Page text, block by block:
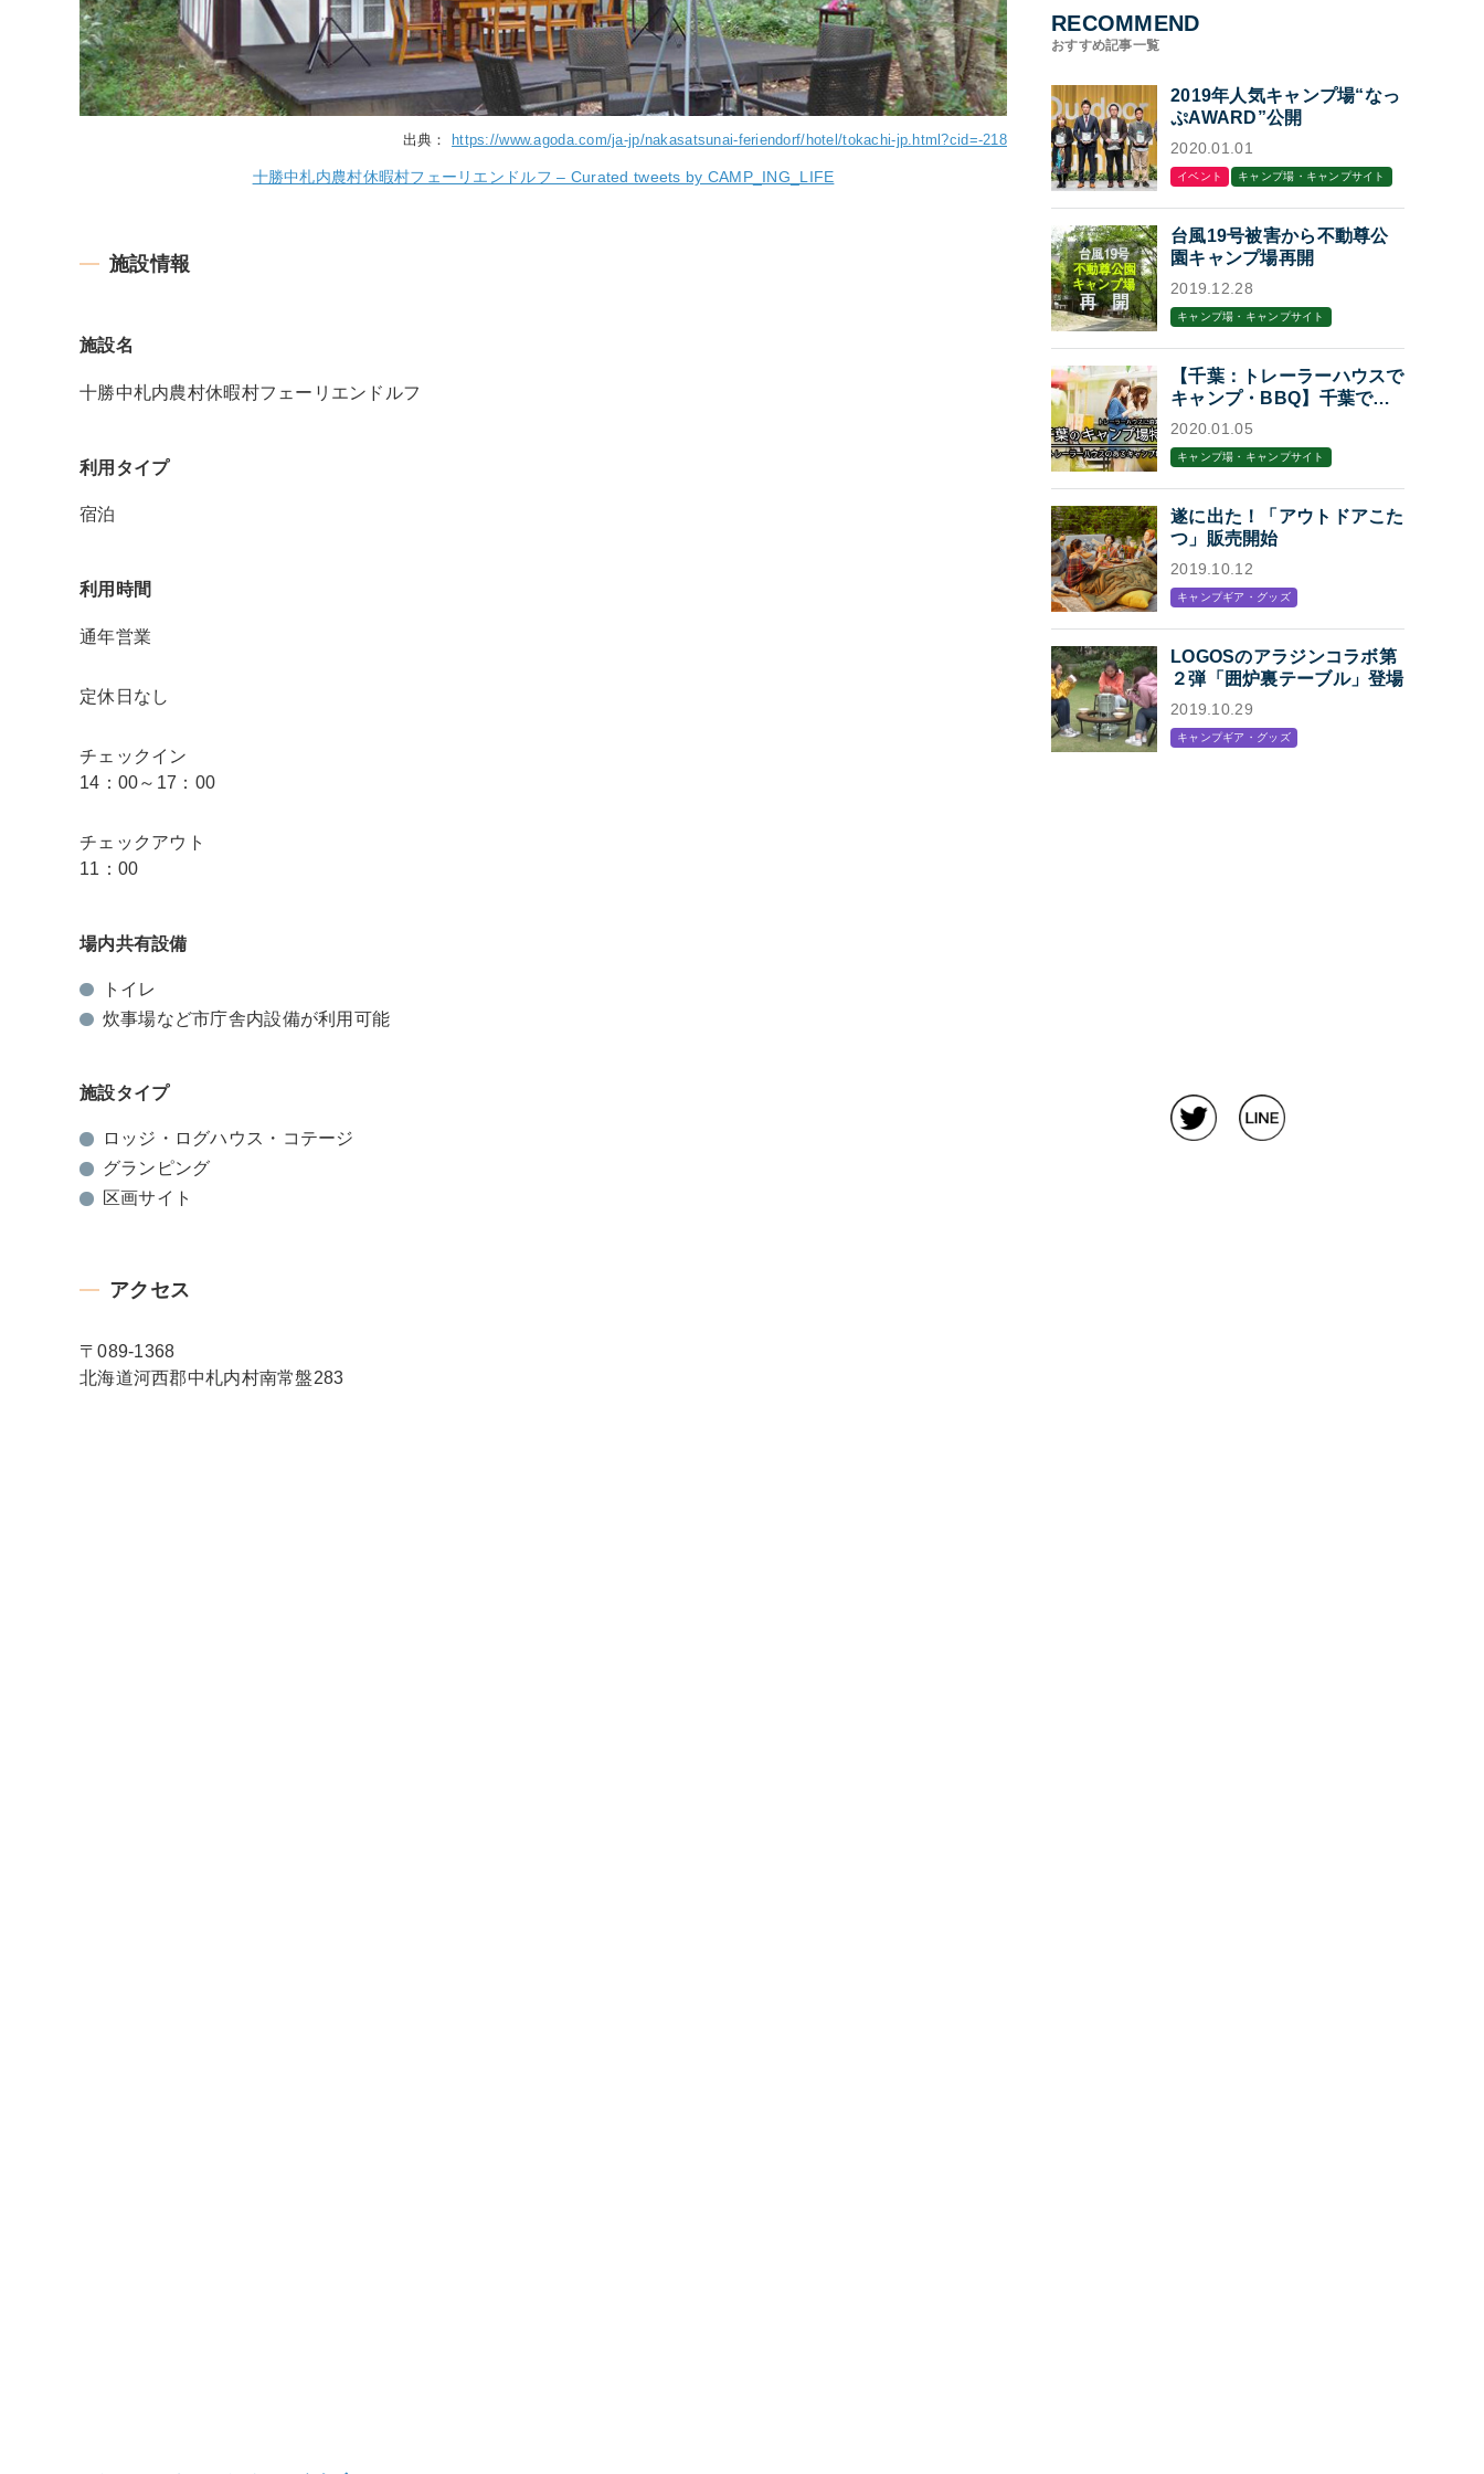
出典： https://www.agoda.com/ja-jp/nakasatsunai-feriendorf/hotel/tokachi-jp.html?cid=-218
十勝中札内農村休暇村フェーリエンドルフ – Curated tweets by CAMP_ING_LIFE
施設情報
施設名
十勝中札内農村休暇村フェーリエンドルフ
利用タイプ
宿泊
利用時間
通年営業
定休日なし
チェックイン
14：00～17：00
チェックアウト
11：00
場内共有設備
トイレ
炊事場など市庁舎内設備が利用可能
施設タイプ
ロッジ・ログハウス・コテージ
グランピング
区画サイト
アクセス
〒089-1368
北海道河西郡中札内村南常盤283
RECOMMEND
おすすめ記事一覧
2019年人気キャンプ場“なっ
ぷAWARD”公開
2020.01.01
イベント キャンプ場・キャンプサイト
台風19号被害から不動尊公
園キャンプ場再開
2019.12.28
キャンプ場・キャンプサイト
【千葉：トレーラーハウスで
キャンプ・BBQ】千葉でト
レーラーハウスに泊まれるキ
2020.01.05
キャンプ場・キャンプサイト
遂に出た！「アウトドアこた
つ」販売開始
2019.10.12
キャンプギア・グッズ
LOGOSのアラジンコラボ第
２弾「囲炉裏テーブル」登場
2019.10.29
キャンプギア・グッズ